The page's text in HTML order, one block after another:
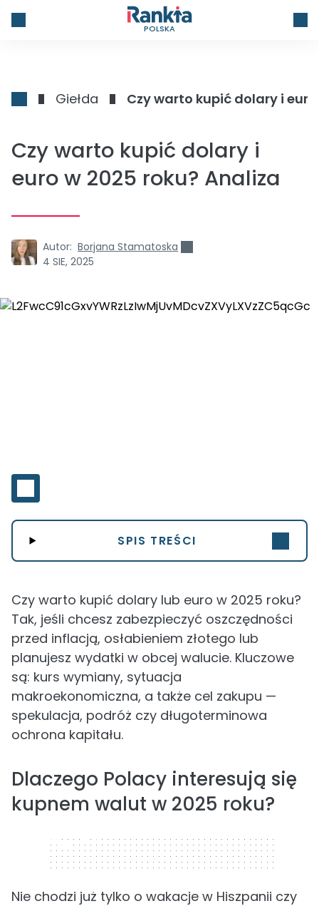
POLSKA
Giełda Czy warto kupić dolary i
Czy warto kupić dolary i
euro w 2025 roku? Analiza
Autor: Borjana Stamatoska
4 SIE, 2025
SPIS TREŚCI
Czy warto kupić dolary lub euro w 2025 roku?
Tak, jeśli chcesz zabezpieczyć oszczędności
przed inflacją, osłabieniem złotego lub
planujesz wydatki w obcej walucie. Kluczowe
są: kurs wymiany, sytuacja
makroekonomiczna, a także cel zakupu —
spekulacja, podróż czy długoterminowa
ochrona kapitału.
Dlaczego Polacy interesują się
kupnem walut w 2025 roku?
320 x 50
Nie chodzi już tylko o wakacje w Hiszpanii czy